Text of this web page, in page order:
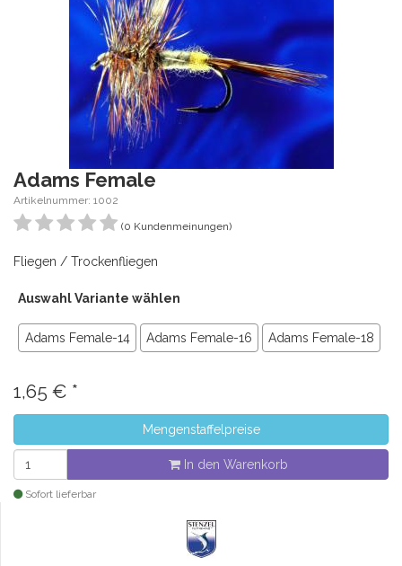
Adams Female
Artikelnummer: 1002
(0 Kundenmeinungen)
Fliegen / Trockenfliegen
Auswahl Variante wählen
Adams Female-14 Adams Female-16 Adams Female-18
1,65 € *
Mengenstaffelpreise
In den Warenkorb
Sofort lieferbar